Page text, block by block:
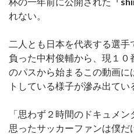
れない。
二人とも日本を代表する選
負った中村俊輔から、現１
のパスから始まるこの動画に
トしている様子が滲み出てい
「思わず２時間のドキュメ
思ったサッカーファンは僕だ